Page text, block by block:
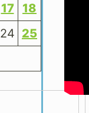
17
18
24 25